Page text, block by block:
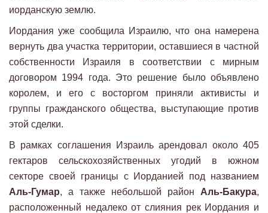
иорданскую землю.
Иордания уже сообщила Израилю, что она намерена
вернуть два участка территории, оставшиеся в частной
собственности Израиля в соответствии с мирным
договором 1994 года. Это решение было объявлено
королем, и его с восторгом приняли активисты и
группы гражданского общества, выступающие против
этой сделки.
В рамках соглашения Израиль арендовал около 405
гектаров сельскохозяйственных угодий в южном
секторе своей границы с Иорданией под названием
Аль-Гумар, а также небольшой район Аль-Бакура,
расположенный недалеко от слияния рек Иордания и